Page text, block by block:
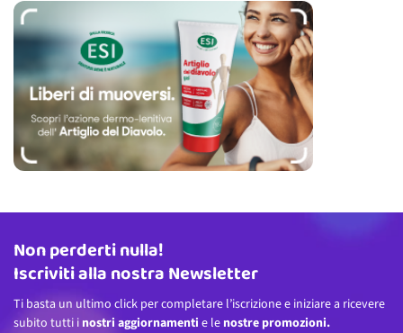
Indirizzo email
Non perderti nulla!
Iscriviti alla nostra Newsletter
Ti basta un ultimo click per completare l’iscrizione e iniziare a ricevere
subito tutti i nostri aggiornamenti e le nostre promozioni.